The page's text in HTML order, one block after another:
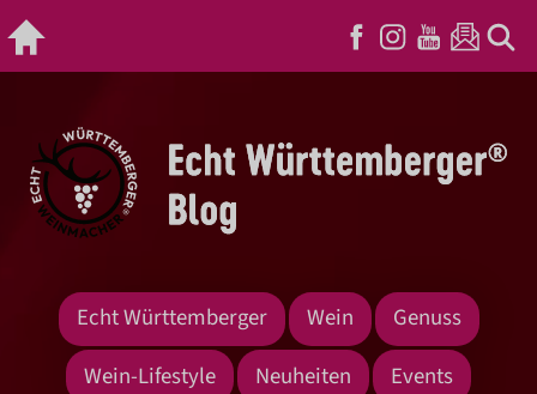
Echt Württemberger Wein
Genuss
Wein-Lifestyle
Neuheiten Events